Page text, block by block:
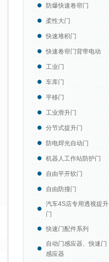
防爆快速卷帘门
柔性大门
快速堆积门
快速卷帘门背带电动
工业门
车库门
平移门
工业滑升门
分节式提升门
防电焊光自动门
机器人工作站防护门
自由平开软门
自由防撞门
汽车4S店专用透视提升
门
快速门配件系列
自动门感应器、快速门
感应器